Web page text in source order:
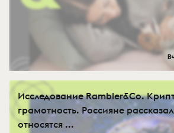
Исследование Rambler&Co.
грамотность. Россияне
относятся ...